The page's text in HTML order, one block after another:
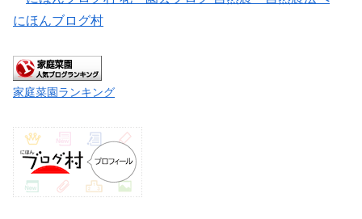
にほんブログ村
家庭菜園ランキング